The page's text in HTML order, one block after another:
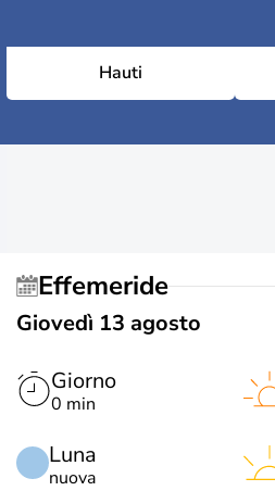
Hauti
Effemeride
Giovedì 13 agosto
Giorno
0 min
Luna
nuova